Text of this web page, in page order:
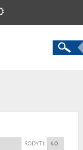
RODYTI: